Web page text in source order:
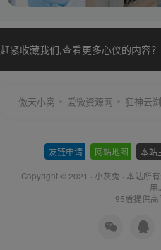
赶紧收藏我们,查看更多心仪的内容
傲天小窝 爱微资源网 狂神云
友链申请 网站地图 本站
Copyright © 2021 · 小灰兔 · 本站所
用。
95盾提供高